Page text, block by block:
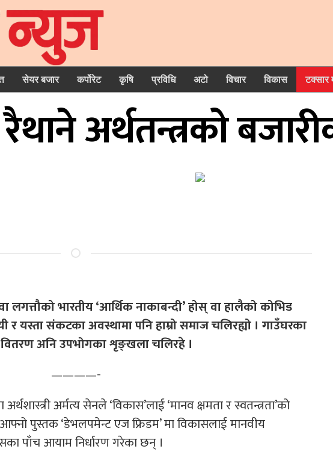
सेयर बजार कर्पोरेट कृषि प्रविधि अटो विचार विकास टक्सार
रैथाने अर्थतन्त्रको
भारतीय ‘आर्थिक नाकाबन्दी’ होस् वा हालैको कोभिड
यस्ता संकटका अवस्थामा पनि हाम्रो समाज चलिरह्यो । गाउँघरका
वितरण अनि उपभोगका शृङ्खला चलिरहे ।
————-
अर्मत्य सेनले ‘विकास’लाई ‘मानव क्षमता र स्वतन्त्रता’को
पुस्तक ‘डेभलपमेन्ट एज फ्रिडम’ मा विकासलाई मानवीय
पाँच आयाम निर्धारण गरेका छन् ।